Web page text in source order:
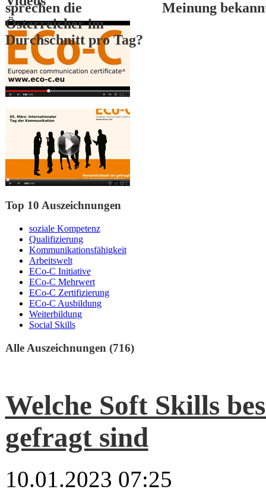
sprechen die
Österreicher im
Durchschnitt pro Tag?
Meinung
3
Top 10 Auszeichnungen
soziale Kompetenz
Qualifizierung
Kommunikationsfähigkeit
Arbeitswelt
ECo-C Initiative
ECo-C Mehrwert
ECo-C Zertifizierung
ECo-C Ausbildung
Weiterbildung
Social Skills
Alle Auszeichnungen (716)
Welche Soft Skills
gefragt sind
10.01.2023 07:25